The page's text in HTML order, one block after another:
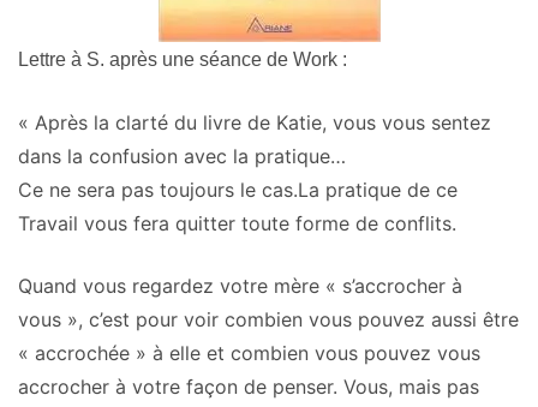
Lettre à S. après une séance de Work :
« Après la clarté du livre de Katie, vous vous sentez
dans la confusion avec la pratique…
Ce ne sera pas toujours le cas.La pratique de ce
Travail vous fera quitter toute forme de conflits.
Quand vous regardez votre mère « s’accrocher à
vous », c’est pour voir combien vous pouvez aussi être
« accrochée » à elle et combien vous pouvez vous
accrocher à votre façon de penser. Vous, mais pas